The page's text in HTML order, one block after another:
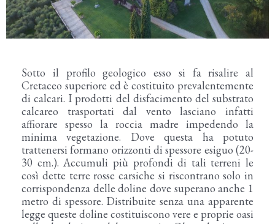
Sotto il profilo geologico esso si fa risalire al
Cretaceo superiore ed è costituito prevalentemente
di calcari. I prodotti del disfacimento del substrato
calcareo trasportati dal vento lasciano infatti
affiorare spesso la roccia madre impedendo la
minima vegetazione. Dove questa ha potuto
trattenersi formano orizzonti di spessore esiguo (20-
30 cm.). Accumuli più profondi di tali terreni le
così dette terre rosse carsiche si riscontrano solo in
corrispondenza delle doline dove superano anche 1
metro di spessore. Distribuite senza una apparente
legge queste doline costituiscono vere e proprie oasi